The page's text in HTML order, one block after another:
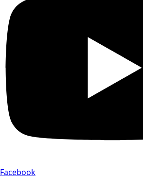
Facebook